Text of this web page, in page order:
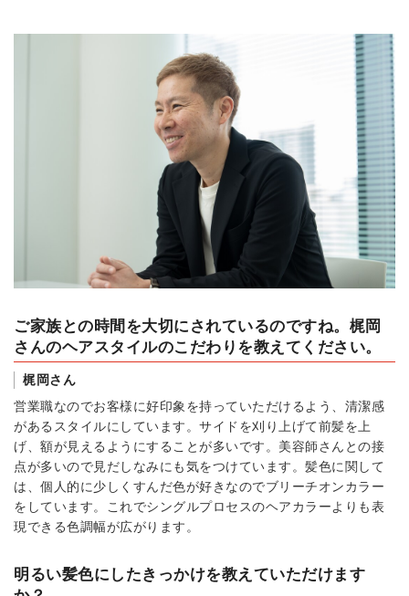
ご家族との時間を大切にされているのですね。梶岡
さんのヘアスタイルのこだわりを教えてください。
梶岡さん
営業職なのでお客様に好印象を持っていただけるよう、清潔感
があるスタイルにしています。サイドを刈り上げて前髪を上
げ、額が見えるようにすることが多いです。美容師さんとの接
点が多いので見だしなみにも気をつけています。髪色に関して
は、個人的に少しくすんだ色が好きなのでブリーチオンカラー
をしています。これでシングルプロセスのヘアカラーよりも表
現できる色調幅が広がります。
明るい髪色にしたきっかけを教えていただけます